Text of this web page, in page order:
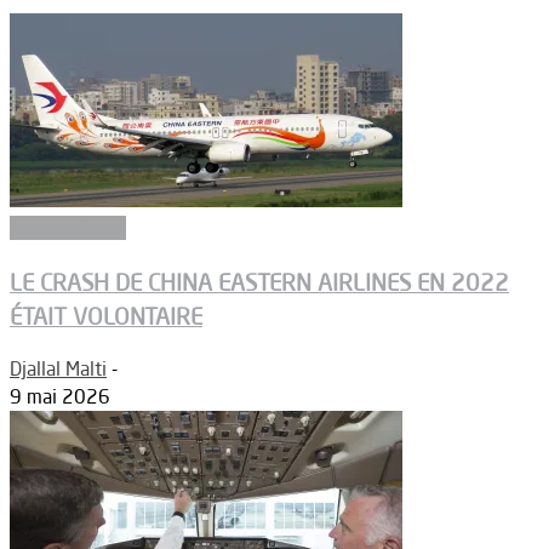
LE CRASH DE CHINA EASTERN AIRLINES EN 2022
ÉTAIT VOLONTAIRE
Djallal Malti -
9 mai 2026